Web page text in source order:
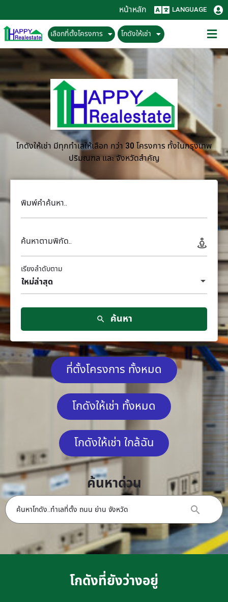
หน้าหลัก LANGUAGE
เลือกที่ตั้งโครงการ โกดังให้เช่า
โกดังให้เช่า มีทุกทำเลให้เลือก กว่า 30 โครงการ ทั้งในกรุงเทพ
ปริมณฑล และ จังหวัดสำคัญ
พิมพ์คำค้นหา..
ค้นหาตามพิกัด..
ใหม่ล่าสุด
เรียงลำดับตาม
ค้นหา
ที่ตั้งโครงการ ทั้งหมด
โกดังให้เช่า ทั้งหมด
โกดังให้เช่า ใกล้ฉัน
ค้นหาด่วน
โกดังที่ยังว่างอยู่